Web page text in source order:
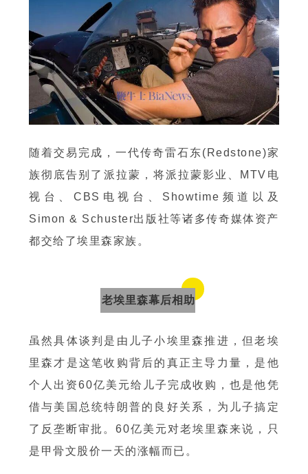
随着交易完成，一代传奇雷石东(Redstone)家
族彻底告别了派拉蒙，将派拉蒙影业、MTV电
视台、CBS电视台、Showtime频道以及
Simon & Schuster出版社等诸多传奇媒体资产
都交给了埃里森家族。
老埃里森幕后相助
虽然具体谈判是由儿子小埃里森推进，但老埃
里森才是这笔收购背后的真正主导力量，是他
个人出资60亿美元给儿子完成收购，也是他凭
借与美国总统特朗普的良好关系，为儿子搞定
了反垄断审批。60亿美元对老埃里森来说，只
是甲骨文股价一天的涨幅而已。